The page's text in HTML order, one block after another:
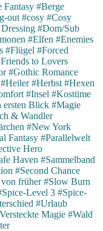
Fantasy #Berge
out #cosy #Cosy
#Dom/Sub
#Elfen #Enemies
#Flügel #Forced
to Lovers
#Gothic Romance
#Heiler #Herbst #Hexen
#Insel #Kostüme
ersten Blick #Magie
& Wandler
#New York
Fantasy #Parallelwelt
Hero
Haven #Sammelband
#Second Chance
früher #Slow Burn
Level 3 #Spice-
#Urlaub
Magie #Wald